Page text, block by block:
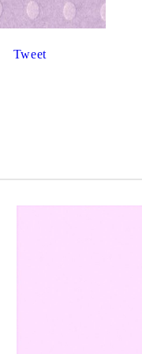
Пликове
картички
Tweet